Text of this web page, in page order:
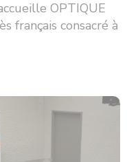
OPTIQUE
français consacré à